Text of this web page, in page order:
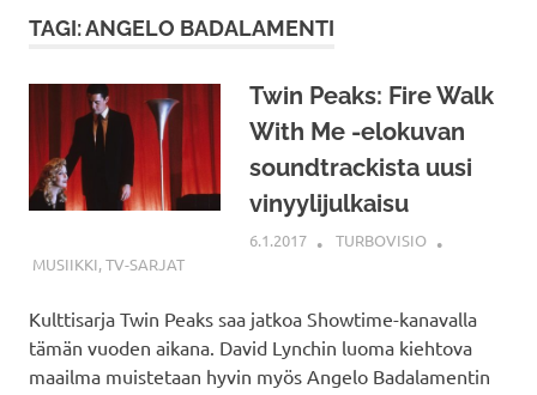
TAGI: ANGELO BADALAMENTI
Twin Peaks: Fire Walk
With Me -elokuvan
soundtrackista uusi
vinyylijulkaisu
6.1.2017
TURBOVISIO
MUSIIKKI,TV-SARJAT
Kulttisarja Twin Peaks saa jatkoa Showtime-kanavalla
tämän vuoden aikana. David Lynchin luoma kiehtova
maailma muistetaan hyvin myös Angelo Badalamentin